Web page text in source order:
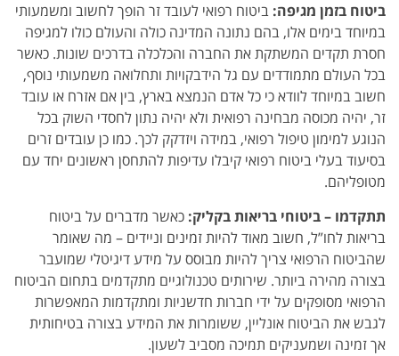
ביטוח בזמן מגיפה: ביטוח רפואי לעובד זר הופך לחשוב ומשמעותי
במיוחד בימים אלו, בהם נתונה המדינה כולה והעולם כולו למגיפה
חסרת תקדים המשתקת את החברה והכלכלה בדרכים שונות. כאשר
בכל העולם מתמודדים עם גל הידבקויות ותחלואה משמעותי נוסף,
חשוב במיוחד לוודא כי כל אדם הנמצא בארץ, בין אם אזרח או עובד
זר, יהיה מכוסה מבחינה רפואית ולא יהיה נתון לחסדי השוק בכל
הנוגע למימון טיפול רפואי, במידה ויזדקק לכך. כמו כן עובדים זרים
בסיעוד בעלי ביטוח רפואי קיבלו עדיפות להתחסן ראשונים יחד עם
מטופליהם.
תתקדמו – ביטוחי בריאות בקליק: כאשר מדברים על ביטוח
בריאות לחו”ל, חשוב מאוד להיות זמינים וניידים – מה שאומר
שהביטוח הרפואי צריך להיות מבוסס על מידע דיגיטלי שמועבר
בצורה מהירה ביותר. שירותים טכנולוגיים מתקדמים בתחום הביטוח
הרפואי מסופקים על ידי חברות חדשניות ומתקדמות המאפשרות
לגבש את הביטוח אונליין, ששומרות את המידע בצורה בטיחותית
אך זמינה ושמעניקים תמיכה מסביב לשעון.